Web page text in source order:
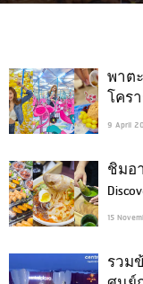
พาต
โคร
9 April
ชิมอ
15
รวม